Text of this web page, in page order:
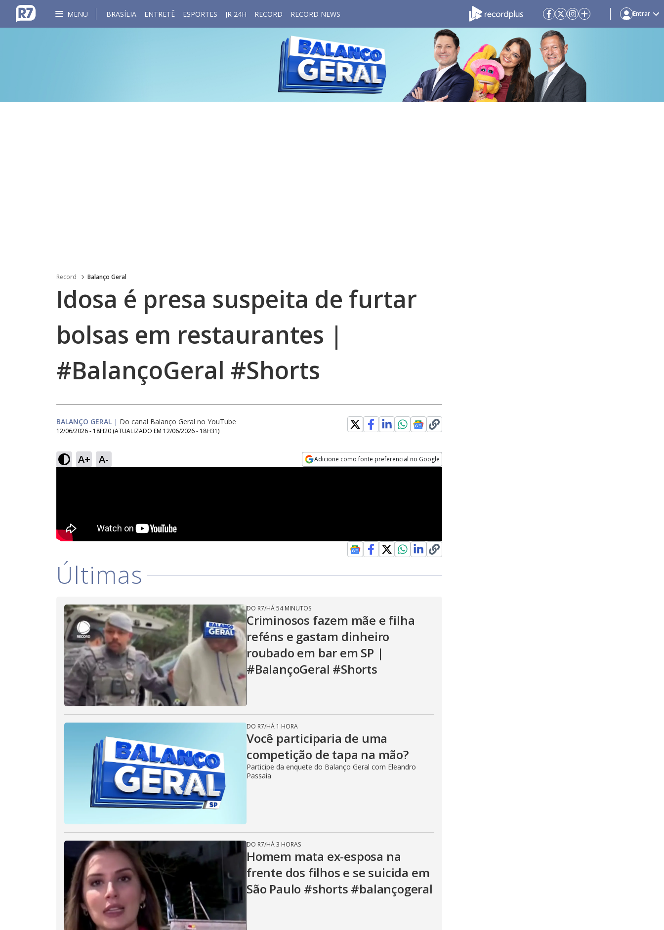
MENU BRASÍLIA ENTRETÊ ESPORTES JR 24H RECORD RECORD NEWS Entrar
Record Balanço Geral
Idosa é presa suspeita de furtar
bolsas em restaurantes |
#BalançoGeral #Shorts
BALANÇO GERAL | Do canal Balanço Geral no YouTube
12/06/2026 - 18H20 (ATUALIZADO EM 12/06/2026 - 18H31)
A+ A- Adicione como fonte preferencial no Google
Últimas
DO R7/HÁ 54 MINUTOS
Criminosos fazem mãe e filha
reféns e gastam dinheiro
roubado em bar em SP |
#BalançoGeral #Shorts
DO R7/HÁ 1 HORA
Você participaria de uma
competição de tapa na mão?
Participe da enquete do Balanço Geral com Eleandro
Passaia
DO R7/HÁ 3 HORAS
Homem mata ex-esposa na
frente dos filhos e se suicida em
São Paulo #shorts #balançogeral